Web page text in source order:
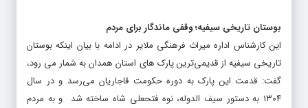
بوستان تاریخی سیفیه؛ وقفی ماندگار برای مردم
این کارشناس اداره میراث فرهنگی ملایر در ادامه با بیان اینکه بوستان
تاریخی سیفیه از قدیمی‌ترین پارک های استان همدان به شمار می رود،
گفت: قدمت این پارک به دوره حکومت قاجاریان می‌رسد و در سال
۱۳۰۴ به دستور سیف الدوله، نوه فتحعلی شاه ساخته شد و به مردم